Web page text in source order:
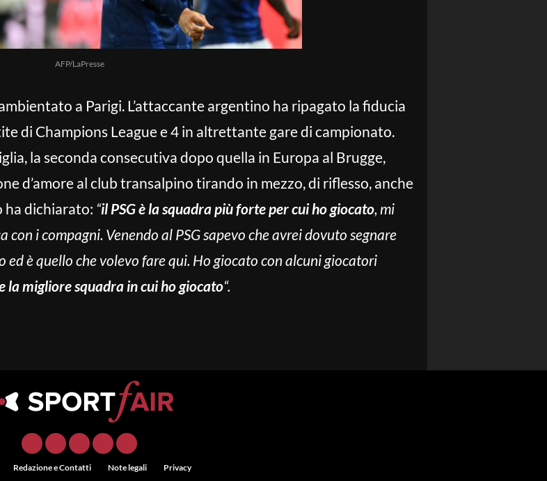
AFP/LaPresse
a Parigi. L’attaccante argentino ha ripagato la fiducia
di Champions League e 4 in altrettante gare di campionato.
la seconda consecutiva dopo quella in Europa al Brugge,
d’amore al club transalpino tirando in mezzo, di riflesso, anche
ha dichiarato: “il PSG è la squadra più forte per cui ho giocato, mi
con i compagni. Venendo al PSG sapevo che avrei dovuto segnare
ed è quello che volevo fare qui. Ho giocato con alcuni giocatori
la migliore squadra in cui ho giocato“.
Redazione e Contatti Note legali Privacy